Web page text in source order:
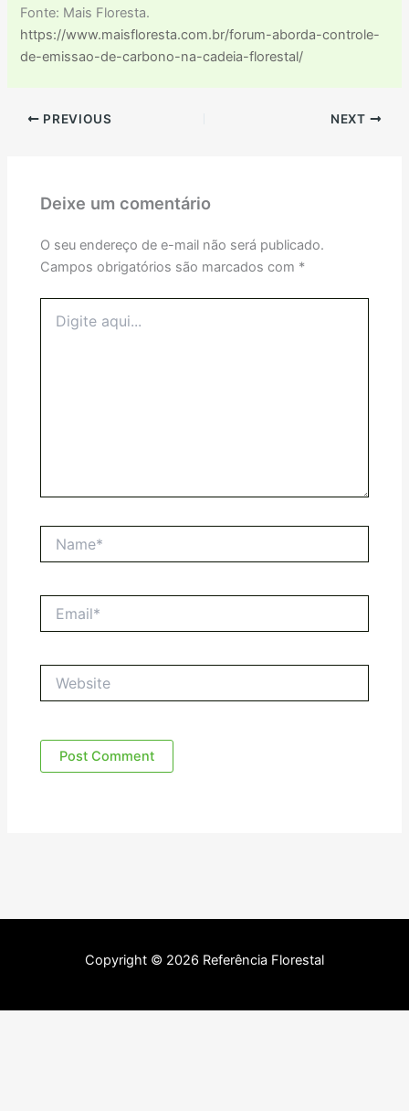
Fonte: Mais Floresta.
https://www.maisfloresta.com.br/forum-aborda-controle-
de-emissao-de-carbono-na-cadeia-florestal/
PREVIOUS NEXT
Deixe um comentário
O seu endereço de e-mail não será publicado.
Campos obrigatórios são marcados com *
aqui...
Copyright © 2026 Referência Florestal